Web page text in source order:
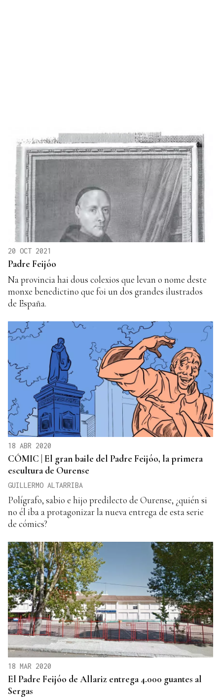
20 OCT 2021
Padre Feijóo
Na provincia hai dous colexios que levan o nome deste
monxe benedictino que foi un dos grandes ilustrados
de España.
18 ABR 2020
CÓMIC | El gran baile del Padre Feijóo, la primera
escultura de Ourense
GUILLERMO ALTARRIBA
Polígrafo, sabio e hijo predilecto de Ourense, ¿quién si
no él iba a protagonizar la nueva entrega de esta serie
de cómics?
18 MAR 2020
El Padre Feijóo de Allariz entrega 4.000 guantes al
Sergas